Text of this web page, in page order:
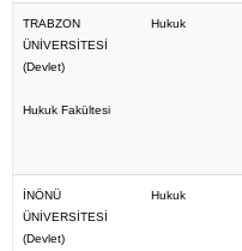
TRABZON
ÜNİVERSİTESİ
(Devlet)
Hukuk Fakültesi
Hukuk
İNÖNÜ
ÜNİVERSİTESİ
(Devlet)
Hukuk